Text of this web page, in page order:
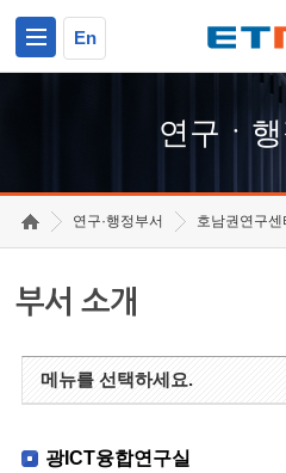
En
연구ㆍ
연구·행정부서 호남권연구센
부서 소개
메뉴를 선택하세요.
광ICT융합연구실